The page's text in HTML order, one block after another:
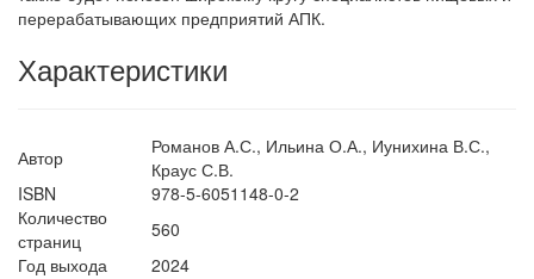
перерабатывающих предприятий АПК.
Характеристики
Автор
Романов А.С., Ильина О.А., Иунихина В.С.,
Краус С.В.
ISBN
978-5-6051148-0-2
Количество
страниц
560
Год выхода
2024